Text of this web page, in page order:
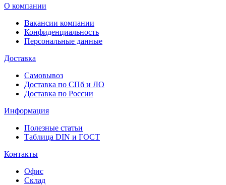
О компании
Вакансии компании
Конфиденциальность
Персональные данные
Доставка
Самовывоз
Доставка по СПб и ЛО
Доставка по России
Информация
Полезные статьи
Таблица DIN и ГОСТ
Контакты
Офис
Склад